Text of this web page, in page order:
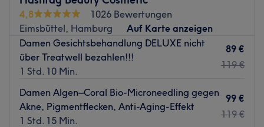
In nur wenigen Schritten erreichst du die Bushaltestelle
Schulweg.
Das Team:
Das aufmerksame Team hilft dir, dabei immer top
sind die KosmetikerInnen auf dem Gebiet
Gesichtsbehandlungen Profis.
4,8
1026 Bewertungen
Eimsbüttel, Hamburg
Auf Karte anzeigen
Damen Gesichtsbehandlung DELUXE nicht
über Treatwell bezahlen!!!
1 Std. 10 Min.
89 €
119 €
Damen Algen–Coral Bio-Microneedling gegen
Akne, Pigmentflecken, Anti-Aging-Effekt
1 Std. 15 Min.
99 €
119 €